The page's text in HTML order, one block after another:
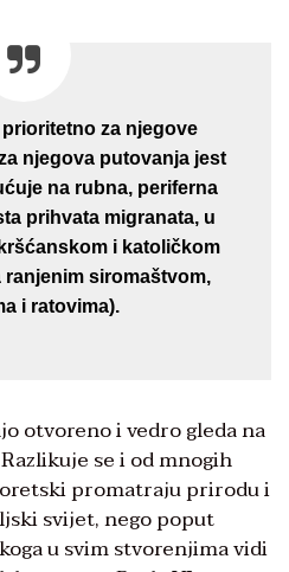
za njegove
njegova putovanja jest
na rubna, periferna
prihvata migranata, u
i katoličkom
ranjenim siromaštvom,
i ratovima).
otvoreno i vedro gleda na
se i od mnogih
promatraju prirodu i
svijet, nego poput
u svim stvorenjima vidi